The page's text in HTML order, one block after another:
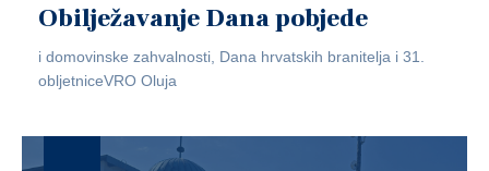
Obilježavanje Dana pobjede
i domovinske zahvalnosti, Dana hrvatskih branitelja i 31.
obljetniceVRO Oluja